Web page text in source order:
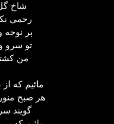
شاخ
رحمی
بر
تو سرو
من
مائیم که
هر صبح
گویند